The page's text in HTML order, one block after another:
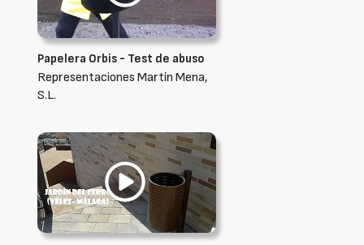
Papelera Orbis - Test de abuso
Representaciones Martín Mena,
S.L.